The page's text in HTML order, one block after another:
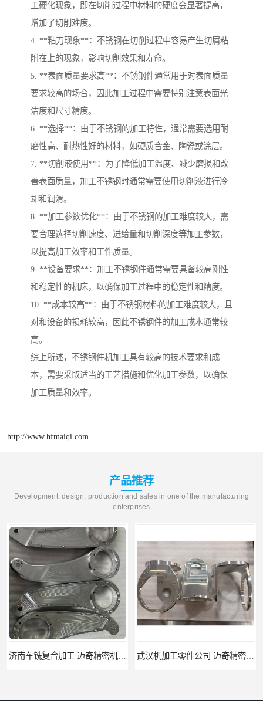
工硬化现象，即在切削过程中材料的硬度会显著提高，
增加了切削难度。
4. **粘刀现象**：不锈钢在切削过程中容易产生切屑粘
附在上的现象，影响切削效果和寿命。
5. **表面质量要求高**：不锈钢件通常用于对表面质量
要求较高的场合，因此加工过程中需要特别注意表面光
洁度和尺寸精度。
6. **选择**：由于不锈钢的加工特性，通常需要选用耐
磨性高、耐热性好的材料，如硬质合金、陶瓷或涂层。
7. **切削液使用**：为了降低加工温度、减少磨损和改
善表面质量，加工不锈钢时通常需要使用切削液进行冷
却和润滑。
8. **加工参数优化**：由于不锈钢的加工难度较大，需
要合理选择切削速度、进给量和切削深度等加工参数，
以提高加工效率和工件质量。
9. **设备要求**：加工不锈钢件通常需要具备较高刚性
和稳定性的机床，以确保加工过程中的稳定性和精度。
10. **成本较高**：由于不锈钢材料的加工难度较大，且
对和设备的损耗较高，因此不锈钢件的加工成本通常较
高。
综上所述，不锈钢件机加工具有较高的技术要求和成
本，需要采取适当的工艺措施和优化加工参数，以确保
加工质量和效率。
http://www.hfmaiqi.com
产品推荐
Development, design, production and sales in one of the manufacturing
enterprises